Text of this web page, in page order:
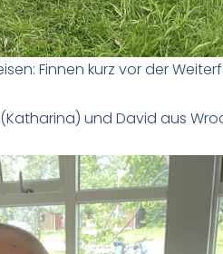
Finnen kurz vor der
und David aus